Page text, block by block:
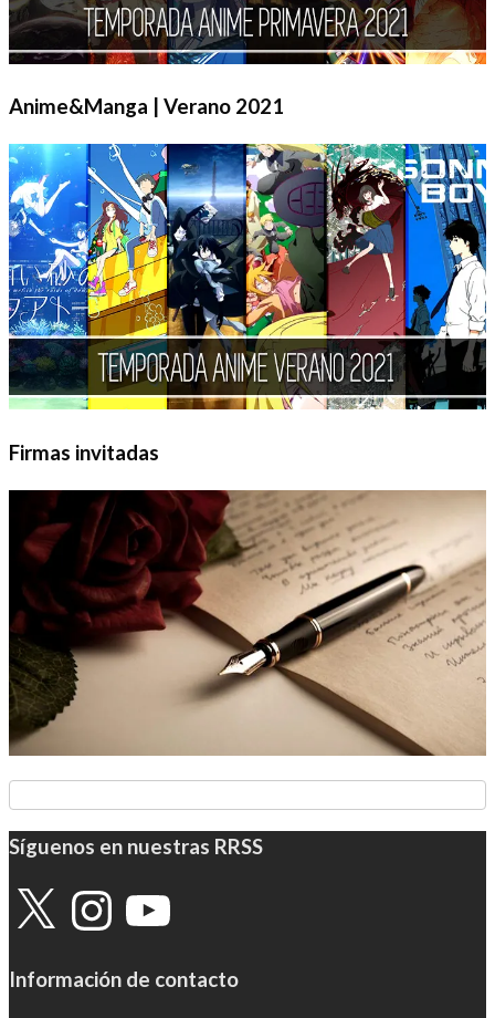
Anime&Manga | Verano 2021
Firmas invitadas
Síguenos en nuestras RRSS
X InstagramYouTube
Información de contacto